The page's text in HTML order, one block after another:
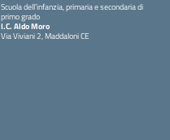
Scuola dell’infanzia, primaria e secondaria di
primo grado
I.C. Aldo Moro
Via Viviani 2, Maddaloni CE